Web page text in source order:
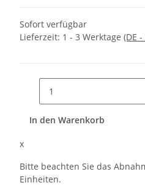
Sofort verfügbar
Lieferzeit: 1 - 3 Werktage (DE
In den Warenkorb
x
Bitte beachten Sie das
Einheiten.